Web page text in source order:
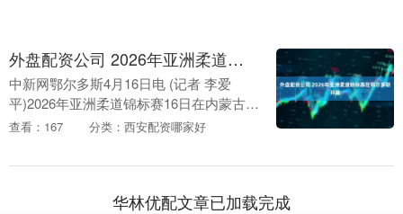
外盘配资公司 2026年亚洲柔道锦标赛在鄂尔多斯开幕
中新网鄂尔多斯4月16日电 (记者 李爱
平)2026年亚洲柔道锦标赛16日在内蒙古自
治区鄂尔多斯市体育事业发展中心体育馆
名....
查看：167 分类：西安配资哪家好
华林优配文章已加载完成